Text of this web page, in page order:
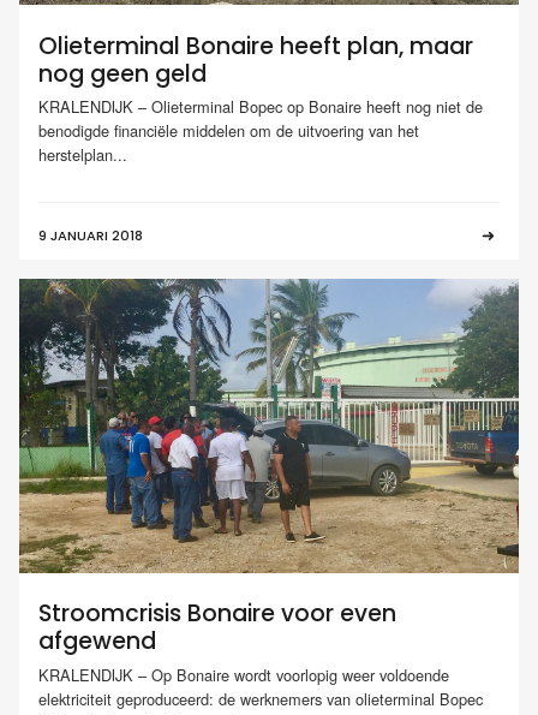
Olieterminal Bonaire heeft plan, maar
nog geen geld
KRALENDIJK – Olieterminal Bopec op Bonaire heeft nog niet de
benodigde financiële middelen om de uitvoering van het
herstelplan...
9 JANUARI 2018
Stroomcrisis Bonaire voor even
afgewend
KRALENDIJK – Op Bonaire wordt voorlopig weer voldoende
elektriciteit geproduceerd: de werknemers van olieterminal Bopec